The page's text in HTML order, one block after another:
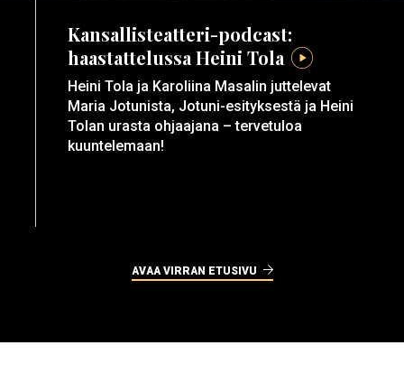
Kansallisteatteri-podcast:
haastattelussa Heini Tola
Heini Tola ja Karoliina Masalin juttelevat
Maria Jotunista, Jotuni-esityksestä ja Heini
Tolan urasta ohjaajana – tervetuloa
kuuntelemaan!
AVAA VIRRAN ETUSIVU